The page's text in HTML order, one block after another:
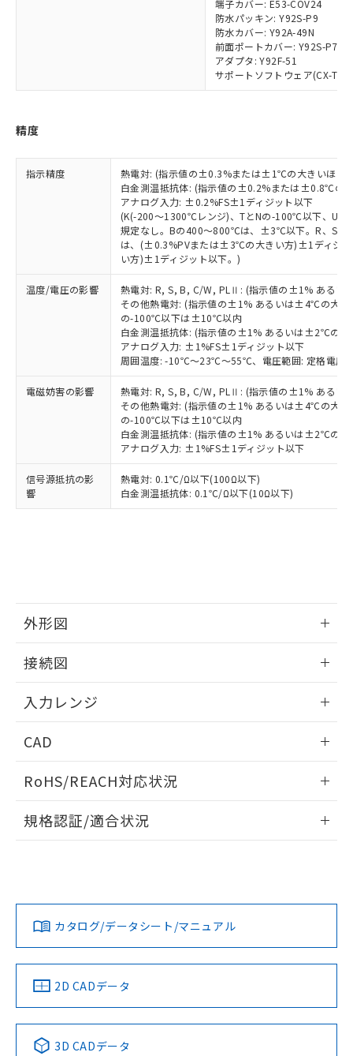
端子カバー: E53-COV24
防水パッキン: Y92S-P9
防水カバー: Y92A-49N
前面ポートカバー: Y92S-P7
アダプタ: Y92F-51
サポートソフトウェア(CX-
精度
指示精度
熱電対: (指示値の±0.3%または±1℃の大きいほう
白金測温抵抗体: (指示値の±0.2%または±0.8℃の
アナログ入力: ±0.2%FS±1ディジット以下
(K(-200～1300℃レンジ)、TとNの-100℃以下、U
規定なし。Bの400～800℃は、±3℃以下。R、S
は、(±0.3%PVまたは±3℃の大きい方)±1ディジ
い方)±1ディジット以下。)
温度/電圧の影響
熱電対: R, S, B, C/W, PLⅡ: (指示値の±1% ある
その他熱電対: (指示値の±1% あるいは±4℃の大き
の-100℃以下は±10℃以内
白金測温抵抗体: (指示値の±1% あるいは±2℃の大
アナログ入力: ±1%FS±1ディジット以下
周囲温度: -10℃～23℃～55℃、電圧範囲: 定格電圧
電磁妨害の影響
熱電対: R, S, B, C/W, PLⅡ: (指示値の±1% ある
その他熱電対: (指示値の±1% あるいは±4℃の大き
の-100℃以下は±10℃以内
白金測温抵抗体: (指示値の±1% あるいは±2℃の大
アナログ入力: ±1%FS±1ディジット以下
信号源抵抗の影
響
熱電対: 0.1℃/Ω以下(100Ω以下)
白金測温抵抗体: 0.1℃/Ω以下(10Ω以下)
外形図
接続図
入力レンジ
CAD
ドすることができます。
ログイン/会員登録
ダウンロードデータをご利用いただく前に、以下を必ずお読
みください。
ソフトウェアの使用条件
RoHS/REACH対応状況
EU RoHS 注意事項・凡例
対応済み
中国 RoHS 注意事項・凡例
規格認証/適合状況
LR型式承認
（イギリス
船舶規格）
DNV型式承認
（ノルウェー
BV型式承認
（フランス
KR型式
（韓国
Yes No No No
カタログ/データシート/マニュアル
2D CADデータ
3D CADデータ
品・サービスに関するお客様との取
引・商談に必要な範囲で利用すること
※当社の共同利用者とは、"個人情報
の「1.共同利
下記の非含有証明書をダウンロードするこ
EU RoHS指令（10物質）の非含有証明書
51物質の非含有証明書（当社基準）
※本証明書は発行日時点で非含有を証明す
物質の対応では、対応完了までの期間は出
荷製品に未対応品が混在することから備考
欄に対応日を記載しておりました。
既に当社にて対応品への在庫切替を完了
していることから、特段のことがない限
り、2022年1月12日より割愛しておりま
キャンセル